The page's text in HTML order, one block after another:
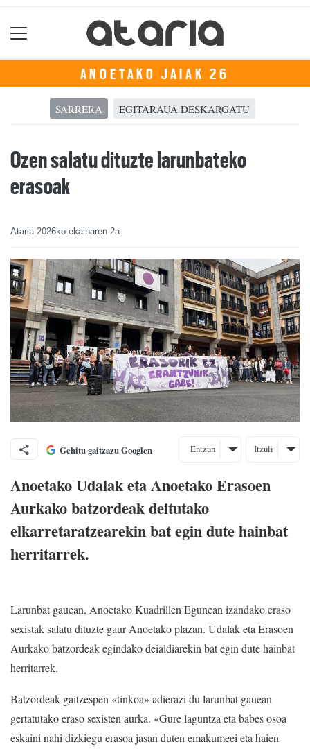
ANOETAKO JAIAK 26
SARRERA EGITARAUA DESKARGATU
Ozen salatu dituzte larunbateko
erasoak
Ataria 2026ko ekainaren 2a
Gehitu gaitzazu Googlen Entzun Itzuli
Anoetako Udalak eta Anoetako Erasoen
Aurkako batzordeak deitutako
elkarretaratzearekin bat egin dute hainbat
herritarrek.
Larunbat gauean, Anoetako Kuadrillen Egunean izandako eraso
sexistak salatu dituzte gaur Anoetako plazan. Udalak eta Erasoen
Aurkako batzordeak egindako deialdiarekin bat egin dute hainbat
herritarrek.
Batzordeak gaitzespen «tinkoa» adierazi du larunbat gauean
gertatutako eraso sexisten aurka. «Gure laguntza eta babes osoa
eskaini nahi dizkiegu erasoa jasan duten emakumeei eta haien